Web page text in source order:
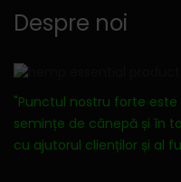
Despre noi
"Punctul nostru forte
semințe de cânepă și în
cu ajutorul clienților și al